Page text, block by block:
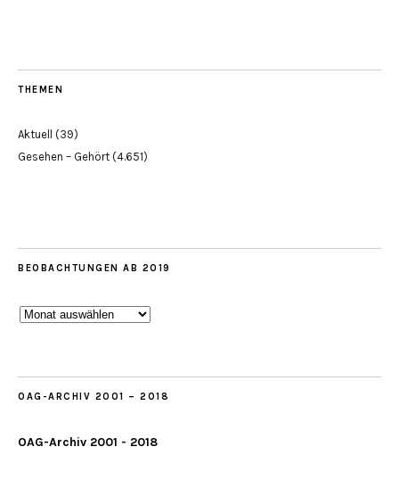
THEMEN
Aktuell
(39)
Gesehen – Gehört (4.651)
BEOBACHTUNGEN AB 2019
Beobachtungen
OAG-ARCHIV 2001 – 2018
OAG-Archiv 2001 - 2018